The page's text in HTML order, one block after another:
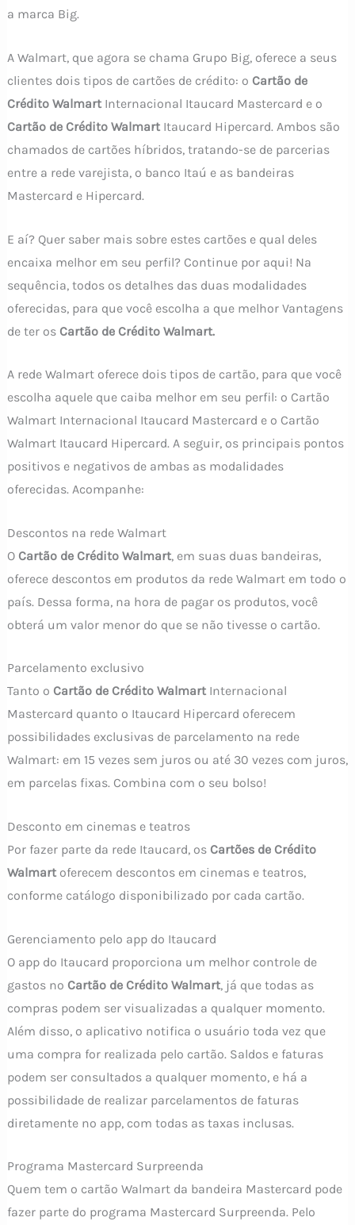
a marca Big.
A Walmart, que agora se chama Grupo Big, oferece a seus
clientes dois tipos de cartões de crédito: o Cartão de
Crédito WalmartInternacional Itaucard Mastercard e o
Cartão de Crédito Walmart Itaucard Hipercard. Ambos são
chamados de cartões híbridos, tratando-se de parcerias
entre a rede varejista, o banco Itaú e as bandeiras
Mastercard e Hipercard.
E aí? Quer saber mais sobre estes cartões e qual deles
encaixa melhor em seu perfil? Continue por aqui! Na
sequência, todos os detalhes das duas modalidades
oferecidas, para que você escolha a que melhor Vantagens
de ter os Cartão de Crédito Walmart.
A rede Walmart oferece dois tipos de cartão, para que você
escolha aquele que caiba melhor em seu perfil: o Cartão
Walmart Internacional Itaucard Mastercard e o Cartão
Walmart Itaucard Hipercard. A seguir, os principais pontos
positivos e negativos de ambas as modalidades
oferecidas. Acompanhe:
Descontos na rede Walmart
O Cartão de Crédito Walmart, em suas duas bandeiras,
oferece descontos em produtos da rede Walmart em todo o
país. Dessa forma, na hora de pagar os produtos, você
obterá um valor menor do que se não tivesse o cartão.
Parcelamento exclusivo
Tanto o Cartão de Crédito WalmartInternacional
Mastercard quanto o Itaucard Hipercard oferecem
possibilidades exclusivas de parcelamento na rede
Walmart: em 15 vezes sem juros ou até 30 vezes com juros,
em parcelas fixas. Combina com o seu bolso!
Desconto em cinemas e teatros
Por fazer parte da rede Itaucard, os Cartões de Crédito
Walmartoferecem descontos em cinemas e teatros,
conforme catálogo disponibilizado por cada cartão.
Gerenciamento pelo app do Itaucard
O app do Itaucard proporciona um melhor controle de
gastos no Cartão de Crédito Walmart, já que todas as
compras podem ser visualizadas a qualquer momento.
Além disso, o aplicativo notifica o usuário toda vez que
uma compra for realizada pelo cartão. Saldos e faturas
podem ser consultados a qualquer momento, e há a
possibilidade de realizar parcelamentos de faturas
diretamente no app, com todas as taxas inclusas.
Programa Mastercard Surpreenda
Quem tem o cartão Walmart da bandeira Mastercard pode
fazer parte do programa Mastercard Surpreenda. Pelo